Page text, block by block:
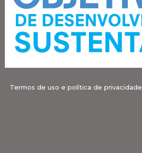
Termos de uso e política de privacidade